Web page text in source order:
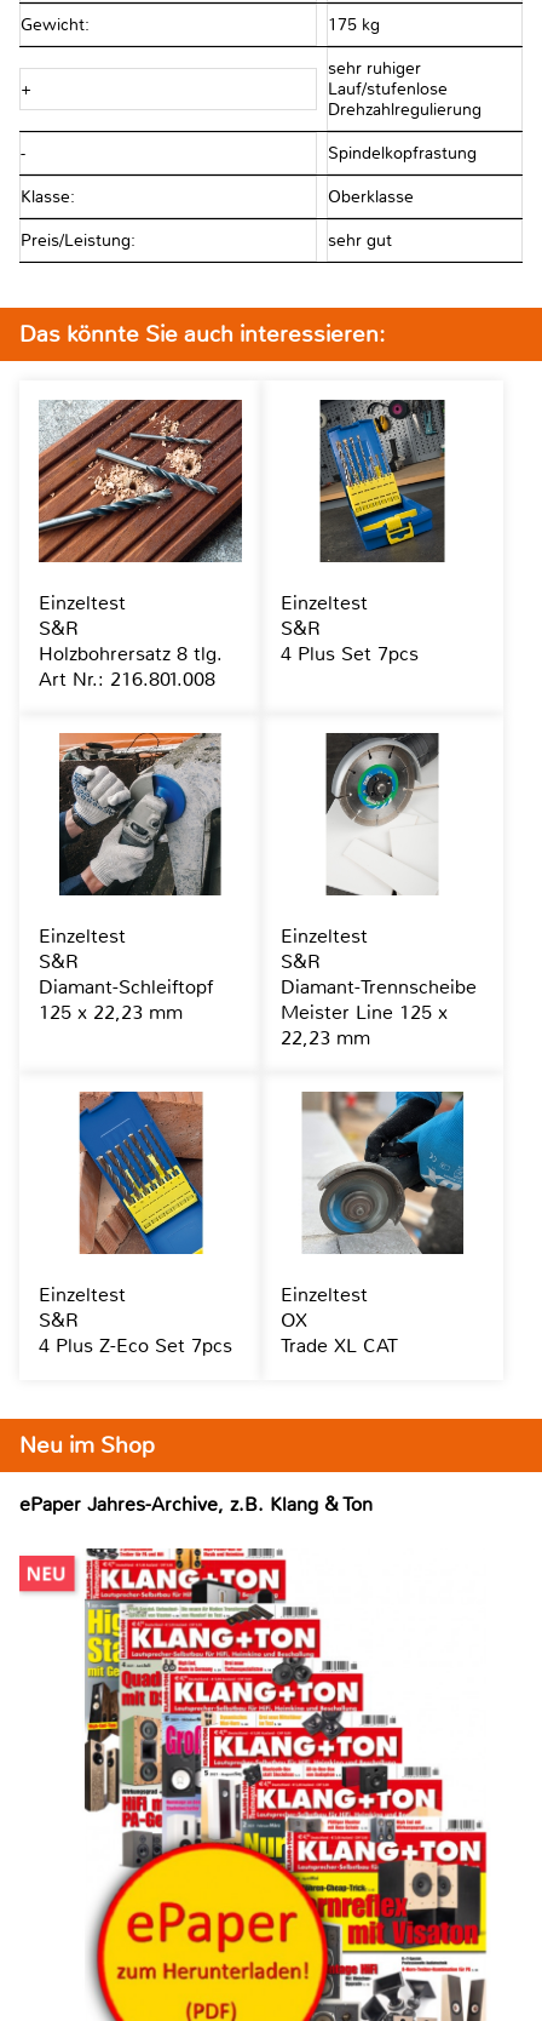
Gewicht: 175 kg
+
sehr ruhiger
Lauf/stufenlose
Drehzahlregulierung
- Spindelkopfrastung
Klasse: Oberklasse
Preis/Leistung: sehr gut
Neu im Shop
ePaper Jahres-Archive, z.B. Klang & Ton
Das könnte Sie auch interessieren:
Einzeltest
S&R
Holzbohrersatz 8 tlg.
Art Nr.: 216.801.008
Einzeltest
S&R
4 Plus Set 7pcs
Einzeltest
S&R
Diamant-Schleiftopf
125 x 22,23 mm
Einzeltest
S&R
Diamant-Trennscheibe
Meister Line 125 x
22,23 mm
Einzeltest
S&R
4 Plus Z-Eco Set 7pcs
Einzeltest
OX
Trade XL CAT